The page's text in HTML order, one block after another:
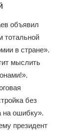
объявил
тотальной
в стране».
мыслить
без
на ошибку».
президент